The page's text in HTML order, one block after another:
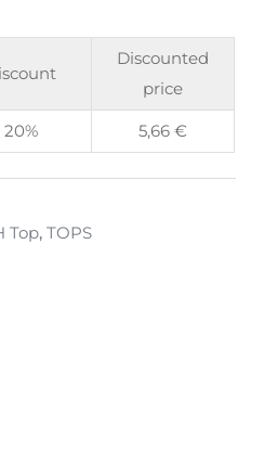
Discounted
price
20% 5,66€
Top,TOPS